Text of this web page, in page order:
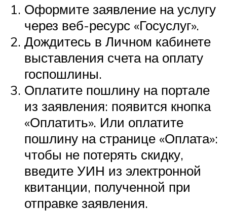
Оформите заявление на услугу
через веб-ресурс «Госуслуг».
Дождитесь в Личном кабинете
выставления счета на оплату
госпошлины.
Оплатите пошлину на портале
из заявления: появится кнопка
«Оплатить». Или оплатите
пошлину на странице «Оплата»:
чтобы не потерять скидку,
введите УИН из электронной
квитанции, полученной при
отправке заявления.